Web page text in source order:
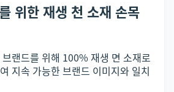
위한 재생 천 소재 손목
랜드를 위해 100% 재생 면 소재로
지속 가능한 브랜드 이미지와 일치